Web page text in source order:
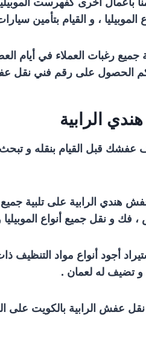
بأعمال أخرى كفهرست
الموبيليا ، و القيام بتأمين
رغبات العملاء في أيام
الرابية
قبل القيام بنقله و
هندي الرابية على تلبية جميع
و نقل جميع أنواع الموبيليا
أجود أنواع مواد
تضيف له لعمان .
عفش الرابية بالكويت على